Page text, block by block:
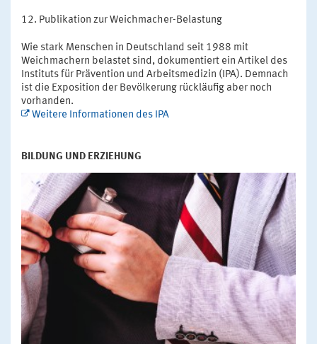
Publikation zur Weichmacher-Belastung
Wie stark Menschen in Deutschland seit 1988 mit
Weichmachern belastet sind, dokumentiert ein Artikel des
Instituts für Prävention und Arbeitsmedizin (IPA). Demnach
ist die Exposition der Bevölkerung rückläufig aber noch
vorhanden.
Weitere Informationen des IPA
BILDUNG UND ERZIEHUNG